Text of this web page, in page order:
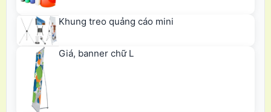
Khung treo quảng cáo mini
Giá, banner chữ L